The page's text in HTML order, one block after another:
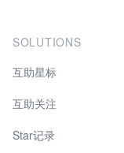
SOLUTIONS
互助星标
互助关注
Star记录